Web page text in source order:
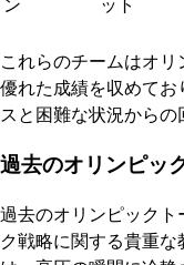
ン
ット
これらのチームはオ
優れた成績を収めて
スと困難な状況からの
過去のオリンピッ
過去のオリンピック
ク戦略に関する貴重